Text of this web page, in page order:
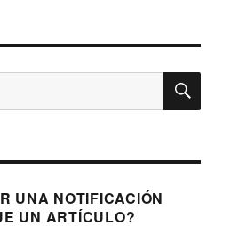
UNA NOTIFICACIÓN
UN ARTÍCULO?